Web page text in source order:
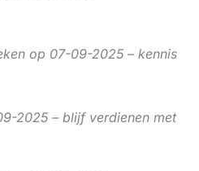
op 07-09-2025 – kennis
2025 – blijf verdienen met